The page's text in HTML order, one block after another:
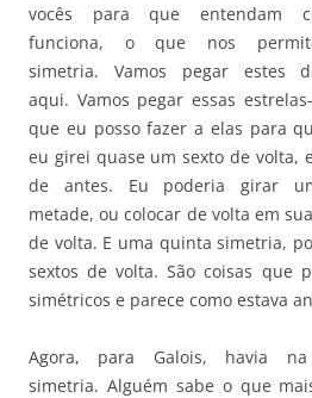
vocês para que entendam
funciona, o que nos
simetria. Vamos pegar estes
aqui. Vamos pegar essas
que eu posso fazer a elas para
eu girei quase um sexto de volta,
de antes. Eu poderia girar
metade, ou colocar de volta em
de volta. E uma quinta simetria,
sextos de volta. São coisas que
simétricos e parece como estava
Agora, para Galois, havia
simetria. Alguém sabe o que